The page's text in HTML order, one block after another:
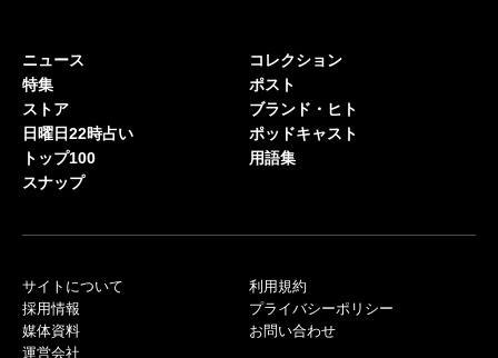
ニュース
特集
ストア
日曜日22時占い
トップ100
スナップ
コレクション
ポスト
ブランド・ヒト
ポッドキャスト
用語集
サイトについて
採用情報
媒体資料
運営会社
利用規約
プライバシーポリシー
お問い合わせ